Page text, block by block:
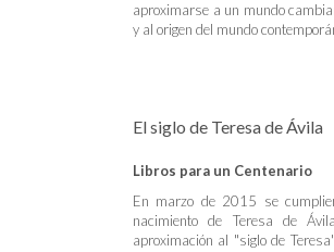
aproximarse a un mundo
y al origen del mundo
El siglo de Teresa de Ávila
Libros para un Centenario
En marzo de 2015 se
nacimiento de Teresa de
aproximación al "siglo de